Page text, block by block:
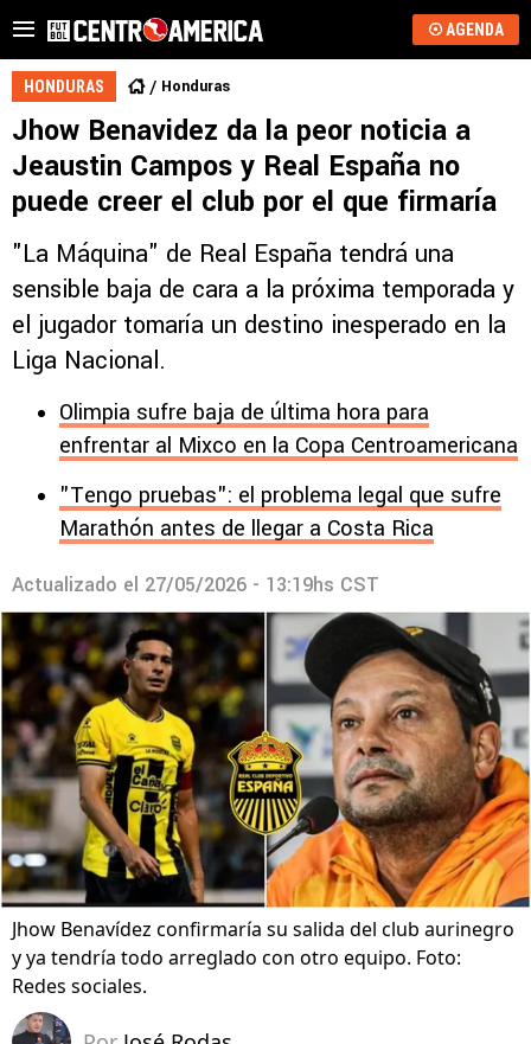
AGENDA
HONDURAS Honduras
Jhow Benavidez da la peor noticia a
Jeaustin Campos y Real España no
puede creer el club por el que firmaría
"La Máquina" de Real España tendrá una
sensible baja de cara a la próxima temporada y
el jugador tomaría un destino inesperado en la
Liga Nacional.
Olimpia sufre baja de última hora para
enfrentar al Mixco en la Copa Centroamericana
"Tengo pruebas": el problema legal que sufre
Marathón antes de llegar a Costa Rica
Actualizado el 27/05/2026 - 13:19hs CST
Jhow Benavídez confirmaría su salida del club aurinegro
y ya tendría todo arreglado con otro equipo. Foto:
Redes sociales.